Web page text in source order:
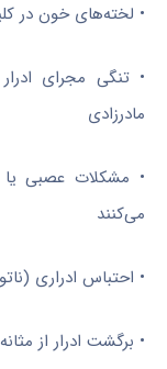
• لخته‌های خون در
• تنگی مجرای
مادرزادی
• مشکلات عصبی یا
می‌کنند
• احتباس ادراری
• برگشت ادرار از